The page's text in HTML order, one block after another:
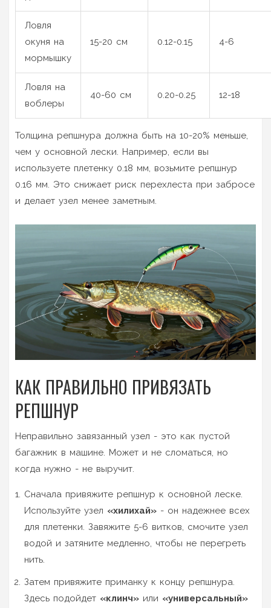
Ловля
окуня на
мормышку
15-20 см 0.12-0.15 4-6
Ловля на
воблеры
40-60 см 0.20-0.25 12-18
Толщина репшнурa должна быть на 10-20% меньше,
чем у основной лески. Например, если вы
используете плетенку 0.18 мм, возьмите репшнур
0.16 мм. Это снижает риск перехлеста при забросе
и делает узел менее заметным.
КАК ПРАВИЛЬНО ПРИВЯЗАТЬ
РЕПШНУР
Неправильно завязанный узел - это как пустой
багажник в машине. Может и не сломаться, но
когда нужно - не выручит.
Сначала привяжите репшнур к основной леске.
Используйте узел «хилихай» - он надежнее всех
для плетенки. Завяжите 5-6 витков, смочите узел
водой и затяните медленно, чтобы не перегреть
нить.
Затем привяжите приманку к концу репшнурa.
Здесь подойдет «клинч» или «универсальный»